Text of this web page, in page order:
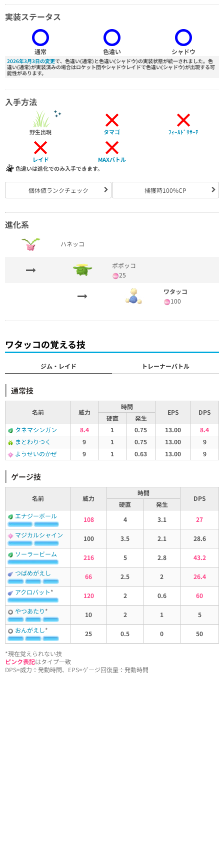
実装ステータス
通常 色違い シャドウ
2026年3月3日の変更で、色違い(通常)と色違い(シャドウ)の実装状態が統一されました。色
違い(通常)が実装済みの場合はロケット団やシャドウレイドで色違い(シャドウ)が出現する可
能性があります。
入手方法
野生出現 ×
タマゴ ×
ﾌｨｰﾙﾄﾞﾘｻｰﾁ
×
レイド ×
MAXバトル
色違いは進化でのみ入手できます。
個体値ランクチェック 捕獲時100%CP
進化系
ハネッコ
ポポッコ
25
ワタッコ
100
ワタッコの覚える技
ジム・レイド トレーナーバトル
通常技
名前 威力
時間
EPS DPS
硬直
発生
タネマシンガン
8.4 1 0.75 13.00
8.4
まとわりつく
9 1 0.75 13.00
9
ようせいのかぜ
9 1 0.63 13.00 9
ゲージ技
名前 威力
時間
DPS
硬直
発生
エナジーボール
108 4 3.1
27
マジカルシャイン
100 3.5 2.1
28.6
ソーラービーム
216 5 2.8
43.2
つばめがえし
66 2.5 2
26.4
アクロバット* 120 2 0.6
60
やつあたり* 10 2 1
5
おんがえし* 25 0.5 0 50
*現在覚えられない技
ピンク表記はタイプ一致
DPS=威力÷発動時間、EPS=ゲージ回復量÷発動時間